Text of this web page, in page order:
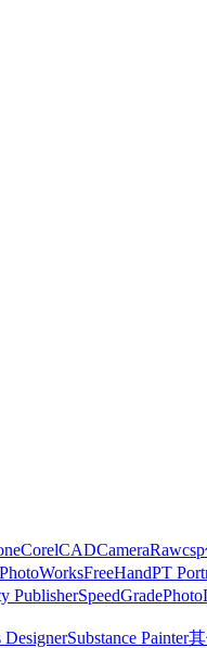
CorelCADCameraRaw
PhotoWorksFreeHandPT
PublisherSpeedGrade
DesignerSubstance Painter